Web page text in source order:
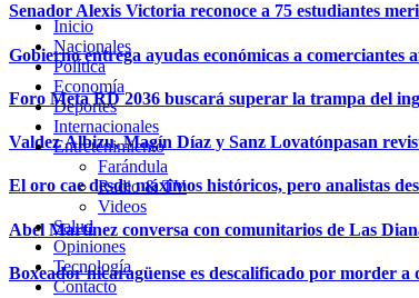
Senador Alexis Victoria reconoce a 75 estudiantes
Gobierno entrega ayudas económicas a
Foro Meta RD 2036 buscará superar la trampa del
Valdez Albizu, Magín Díaz y Sanz Lovatónpasan
El oro cae desde máximos históricos, pero analistas
Abel Martínez conversa con comunitarios de Las
Boxeador nicaragüense es descalificado por morder
Inicio
Nacionales
Política
Economía
Deportes
Internacionales
Entretenimiento
Farándula
Radio & TV
Videos
Salud
Opiniones
Tecnología
Contacto